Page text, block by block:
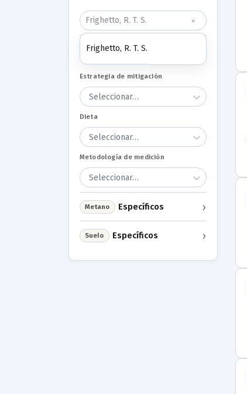
×
Frighetto, R. T. S.
Generales
Estrategia de mitigación
Seleccionar…
Dieta
Seleccionar…
Metodología de medición
Seleccionar…
Metano Específicos ›
Suelo Específicos ›